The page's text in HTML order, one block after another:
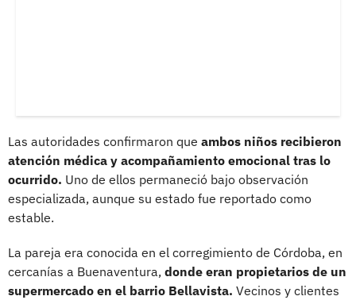
Las autoridades confirmaron que ambos niños recibieron
atención médica y acompañamiento emocional tras lo
ocurrido. Uno de ellos permaneció bajo observación
especializada, aunque su estado fue reportado como
estable.
La pareja era conocida en el corregimiento de Córdoba, en
cercanías a Buenaventura, donde eran propietarios de un
supermercado en el barrio Bellavista. Vecinos y clientes